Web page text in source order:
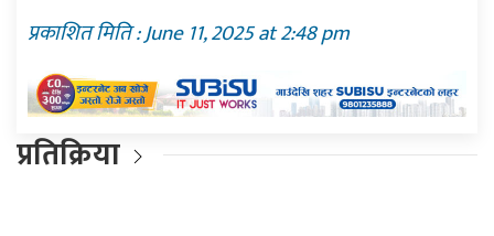
प्रकाशित मिति : June 11, 2025 at 2:48 pm
प्रतिक्रिया